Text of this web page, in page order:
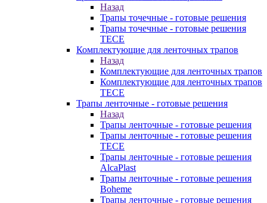
Назад
Трапы точечные - готовые решения
Трапы точечные - готовые решения
TECE
Комплектующие для ленточных трапов
Назад
Комплектующие для ленточных трапов
Комплектующие для ленточных трапов
TECE
Трапы ленточные - готовые решения
Назад
Трапы ленточные - готовые решения
Трапы ленточные - готовые решения
TECE
Трапы ленточные - готовые решения
AlcaPlast
Трапы ленточные - готовые решения
Boheme
Трапы ленточные - готовые решения